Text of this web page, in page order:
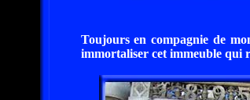
Toujours en compagnie de
immortaliser cet immeuble qui